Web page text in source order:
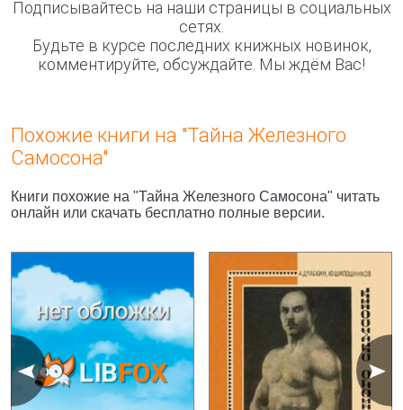
Подписывайтесь на наши страницы в социальных
сетях.
Будьте в курсе последних книжных новинок,
комментируйте, обсуждайте. Мы ждём Вас!
Похожие книги на "Тайна Железного
Самосона"
Книги похожие на "Тайна Железного Самосона" читать
онлайн или скачать бесплатно полные версии.